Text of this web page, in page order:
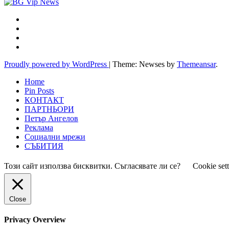
Proudly powered by WordPress | Theme: Newses by Themeansar.
Home
Pin Posts
КОНТАКТ
ПАРТНЬОРИ
Петър Ангелов
Реклама
Социални мрежи
СЪБИТИЯ
Този сайт използва бисквитки. Съгласявате ли се? Cookie
Close
Privacy Overview